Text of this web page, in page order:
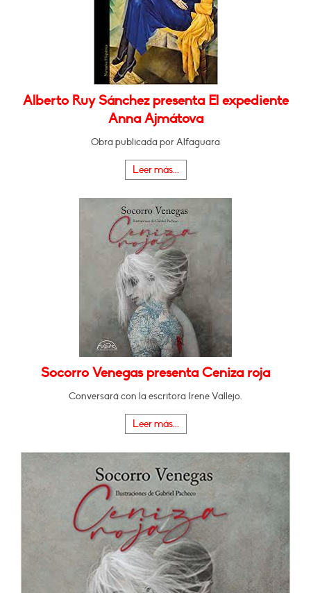
Alberto Ruy Sánchez presenta El expediente
Anna Ajmátova
Obra publicada por Alfaguara
Leer más...
Socorro Venegas presenta Ceniza roja
Conversará con la escritora Irene Vallejo.
Leer más...